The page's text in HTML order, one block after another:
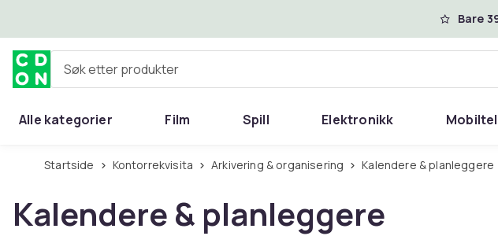
Bare
Søk etter produkter
Alle kategorier Film Spill Elektronikk
Startside Kontorrekvisita Arkivering & organisering Kalendere & planleggere
Kalendere & planleggere